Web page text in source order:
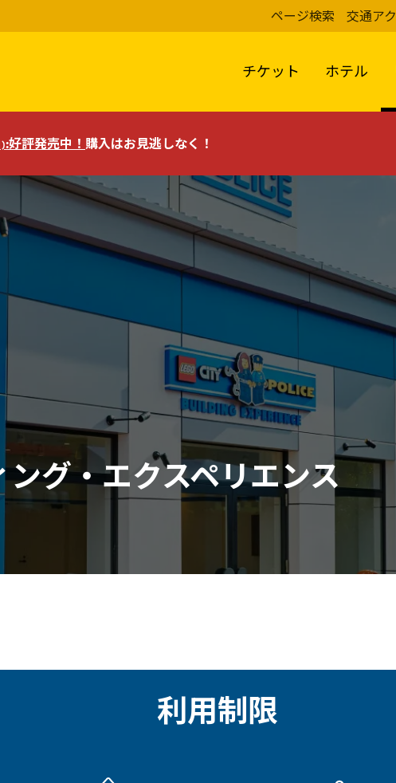
ページ検索 交通ア
チケット ホテル
:好評発売中！ 購入はお見逃しなく！
グ・エクスペリエンス
利用制限